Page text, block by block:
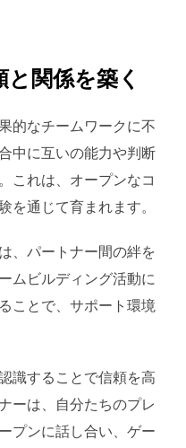
関係を築く
的なチームワークに不
中に互いの能力や判断
これは、オープンなコ
を通じて育まれます。
、パートナー間の絆を
ムビルディング活動に
ことで、サポート環境
識することで信頼を高
ーは、自分たちのプレ
プンに話し合い、ゲー